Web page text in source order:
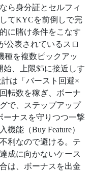
ら身分証とセルフィ
てKYCを前倒しで完
に賭け条件をこなす
公表されているスロ
種を複数ピックアッ
始、上限$5に接近しす
は「バースト回避×
転数を稼ぎ、ボーナ
で、ステップアップ
ーナスを守りつつ一撃
能（Buy Feature）
利なので避ける。テ
成に向かないケース
は、ボーナスを出金